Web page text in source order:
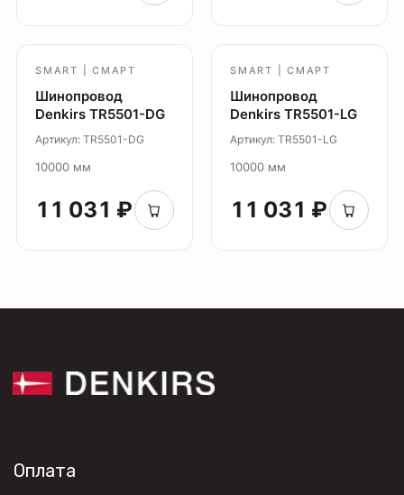
SMART | СМАРТ
Шинопровод
Denkirs TR5501-DG
Артикул: TR5501-DG
10000 мм
11 031 ₽
SMART | СМАРТ
Шинопровод
Denkirs TR5501-LG
Артикул: TR5501-LG
10000 мм
11 031 ₽
Монтажным организациям
купить?
Все права защищены
Дизайнерам
Сотрудничество
Торговым компаниям
Публичная оферта